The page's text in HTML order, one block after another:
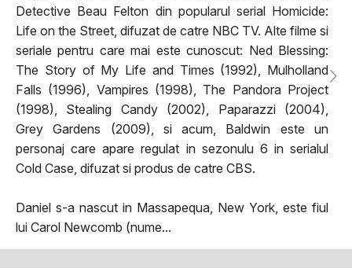
Detective Beau Felton din popularul serial Homicide:
Life on the Street, difuzat de catre NBC TV. Alte filme si
seriale pentru care mai este cunoscut: Ned Blessing:
The Story of My Life and Times (1992), Mulholland
Falls (1996), Vampires (1998), The Pandora Project
(1998), Stealing Candy (2002), Paparazzi (2004),
Grey Gardens (2009), si acum, Baldwin este un
personaj care apare regulat in sezonulu 6 in serialul
Cold Case, difuzat si produs de catre CBS.
Daniel s-a nascut in Massapequa, New York, este fiul
lui Carol Newcomb (nume...